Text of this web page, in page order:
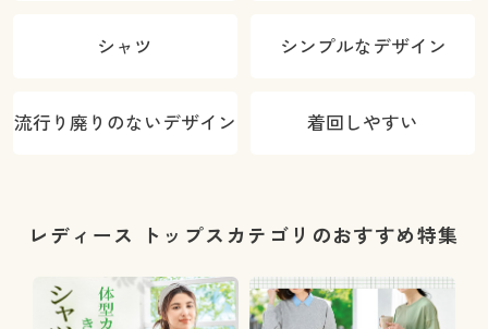
シャツ シンプルなデザイン
流行り廃りのないデザイン 着回しやすい
レディース トップスカテゴリのおすすめ特集